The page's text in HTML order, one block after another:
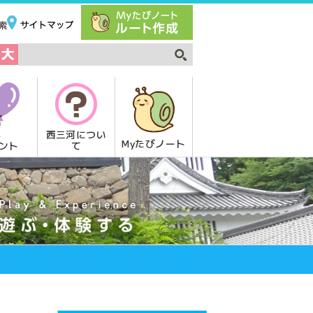
ト
西三河につい
て
Myたびノート